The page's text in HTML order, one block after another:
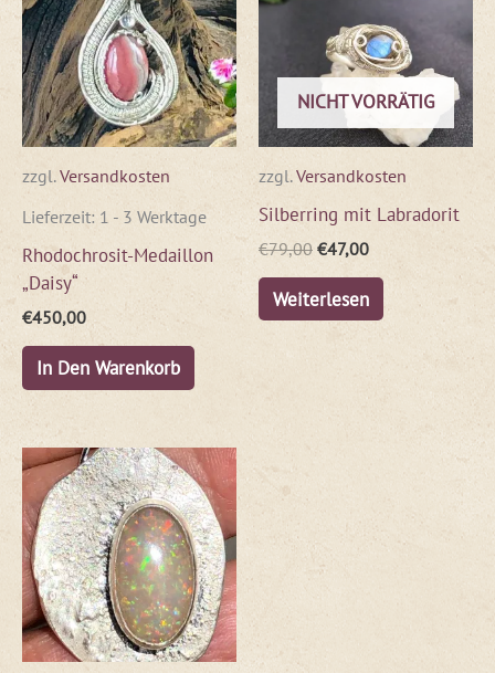
zzgl.Versandkosten
Lieferzeit: 1 - 3 Werktage
Rhodochrosit-Medaillon
„Daisy“
€450,00
In Den Warenkorb
NICHT VORRÄTIG
zzgl.Versandkosten
Silberring mit Labradorit
€79,00 €47,00
Weiterlesen